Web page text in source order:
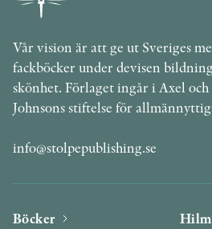
Vår vision är att ge ut Sveriges
fackböcker under devisen
skönhet. Förlaget ingår i Axel
Johnsons stiftelse för
info@stolpepublishing.se
Böcker